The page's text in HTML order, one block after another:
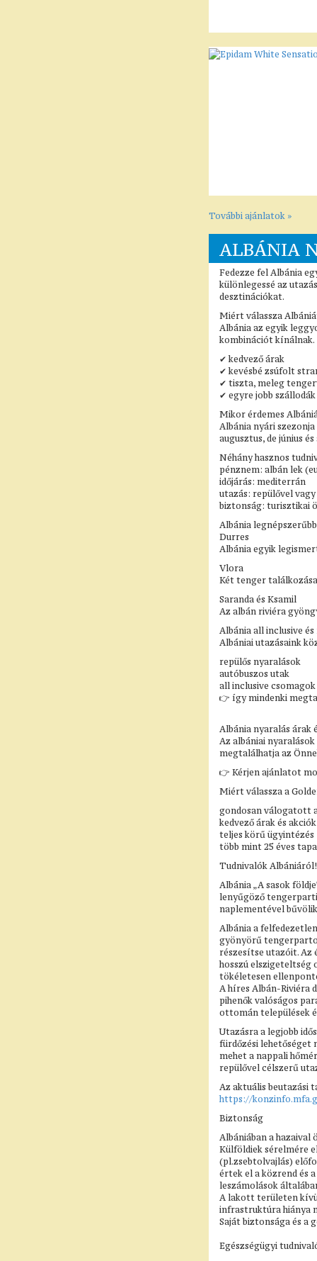
További ajánlatok »
ALBÁNIA
Fedezze fel Albánia
különlegessé az
desztinációkat.
Miért válassza
Albánia az egyik
kombinációt kínálnak.
✔ kedvező árak
✔ kevésbé zsúfolt
✔ tiszta, meleg
✔ egyre jobb
Mikor érdemes
Albánia nyári
augusztus, de június
Néhány hasznos
pénznem: albán lek
időjárás: mediterrán
utazás: repülővel
biztonság: turisztikai
Albánia
Durres
Albánia egyik
Vlora
Két tenger
Saranda és Ksamil
Az albán riviéra
Albánia all inclusive
Albániai utazásaink
repülős nyaralások
autóbuszos utak
all inclusive csomagok
👉 így mindenki
Albánia nyaralás árak
Az albániai
megtalálhatja az
👉 Kérjen ajánlatot
Miért válassza a
gondosan válogatott
kedvező árak és akciók
teljes körű ügyintézés
több mint 25 éves
Tudnivalók Albániáról!
Albánia „A sasok
lenyűgöző
naplementével
Albánia a
gyönyörű
részesítse utazóit. Az
hosszú elszigeteltség
tökéletesen
A híres Albán-Riviéra
pihenők valóságos
ottomán települések
Utazásra a legjobb
fürdőzési lehetőséget
mehet a nappali
repülővel célszerű
Az aktuális beutazási
https://
Biztonság
Albániában a
Külföldiek sérelmére
(pl.zsebtolvajlás)
értek el a közrend és
leszámolások
A lakott területen
infrastruktúra hiánya
Saját biztonsága és a
Egészségügyi